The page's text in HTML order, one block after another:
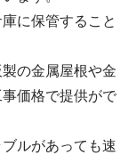
に保管すること
の金属屋根や金
価格で提供がで
ルがあっても速